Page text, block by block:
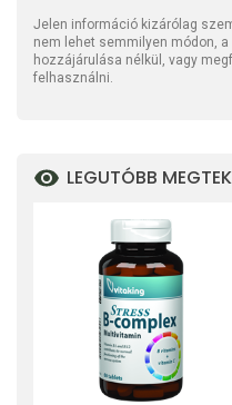
Jelen információ kizárólag
nem lehet semmilyen módon,
hozzájárulása nélkül, vagy
felhasználni.
LEGUTÓBB